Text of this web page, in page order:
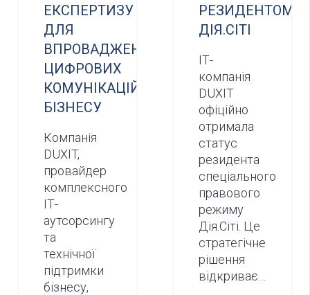
ЕКСПЕРТИЗУ
ДЛЯ
ВПРОВАДЖЕННЯ
ЦИФРОВИХ
КОМУНІКАЦІЙ
БІЗНЕСУ
Компанія
DUXIT,
провайдер
комплексного
ІТ-
аутсорсингу
та
технічної
підтримки
бізнесу,
РЕЗИДЕНТОМ
ДІЯ.СІТІ
ІТ-
компанія
DUXIT
офіційно
отримала
статус
резидента
спеціального
правового
режиму
Дія.Сіті. Це
стратегічне
рішення
відкриває…